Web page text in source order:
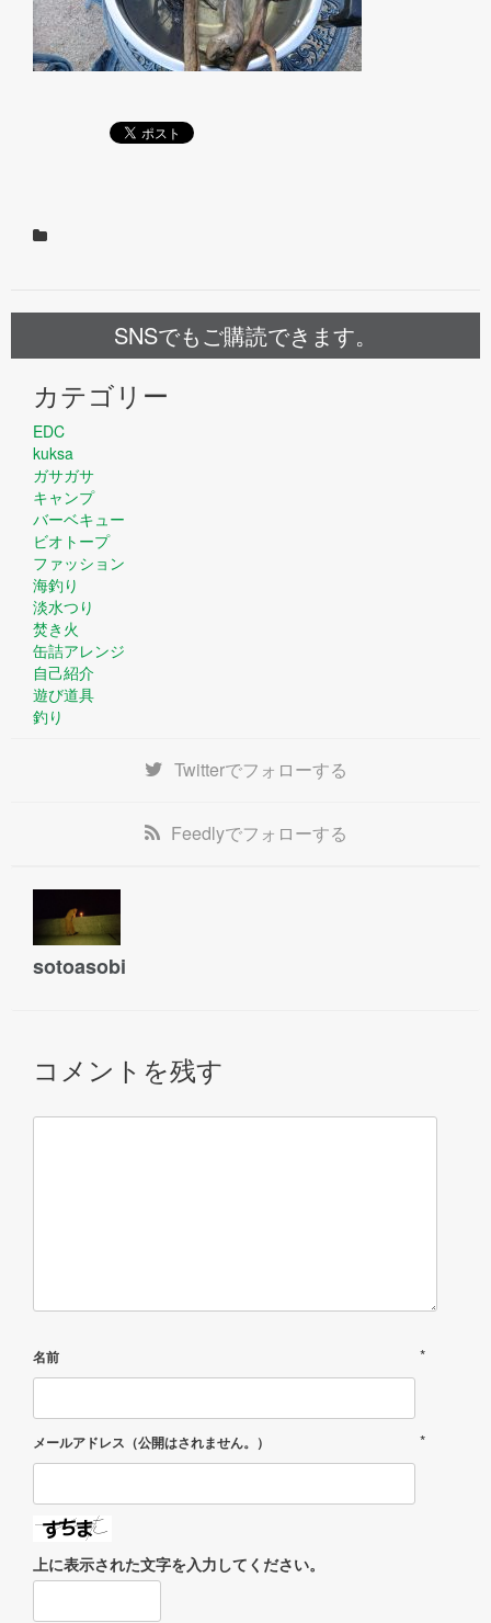
SNSでもご購読できます。
カテゴリー
EDC
kuksa
ガサガサ
キャンプ
バーベキュー
ビオトープ
ファッション
海釣り
淡水つり
焚き火
缶詰アレンジ
自己紹介
遊び道具
釣り
Twitterでフォローする
Feedlyでフォローする
sotoasobi
コメントを残す
名前 *
メールアドレス（公開はされません。） *
上に表示された文字を入力してください。